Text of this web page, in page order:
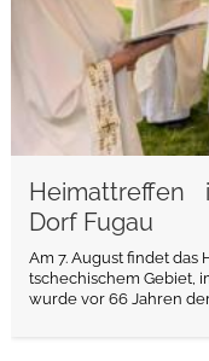
Heimattreffen
Dorf Fugau
Am 7. August findet das
tschechischem Gebiet,
wurde vor 66 Jahren